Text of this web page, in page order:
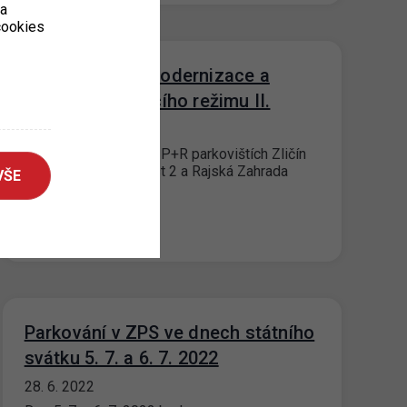
P+R postupná modernizace a
úprava parkovacího režimu II.
14. 7. 2022
Od 12. 07. 2022 je na P+R parkovištích Zličín
1; Zličín 2; Černý Most 2 a Rajská Zahrada
zaveden nový…
Parkování v ZPS ve dnech státního
svátku 5. 7. a 6. 7. 2022
28. 6. 2022